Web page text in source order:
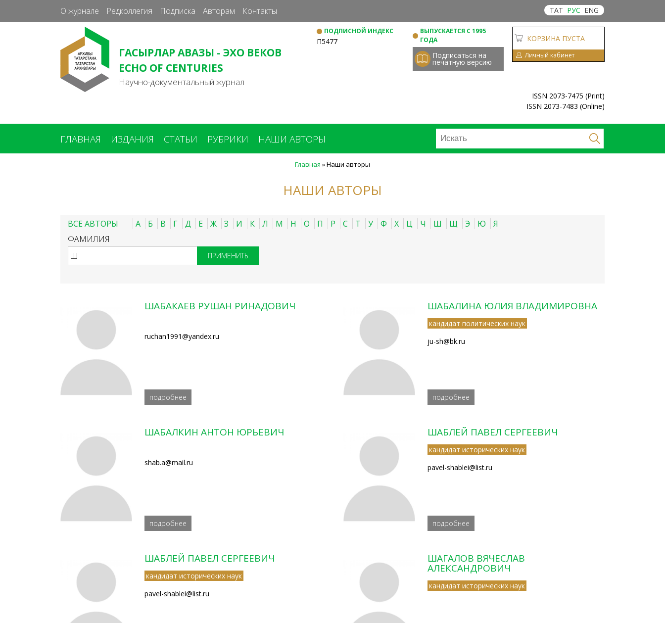
к
основному
О журнале Редколлегия Подписка Авторам Контакты ТАТ РУС ENG
ГАСЫРЛАР АВАЗЫ - ЭХО ВЕКОВ
ECHO OF CENTURIES
Научно-документальный журнал
ПОДПИСНОЙ ИНДЕКС
П5477
ВЫПУСКАЕТСЯ С 1995
ГОДА
Подписаться на
печатную версию
КОРЗИНА ПУСТА
Личный кабинет
ISSN 2073-7475 (Print)
ISSN 2073-7483 (Online)
ГЛАВНАЯ ИЗДАНИЯ СТАТЬИ РУБРИКИ НАШИ АВТОРЫ
Главная »Наши авторы
НАШИ АВТОРЫ
ВСЕ АВТОРЫ А Б В Г Д Е Ж З И К Л М Н О П Р С Т У Ф Х Ц Ч Ш Щ Э Ю
Я
ФАМИЛИЯ
ШАБАКАЕВ РУШАН РИНАДОВИЧ
ruchan1991@yandex.ru
подробнее
ШАБАЛИНА ЮЛИЯ ВЛАДИМИРОВНА
кандидат политических наук
ju-sh@bk.ru
подробнее
ШАБАЛКИН АНТОН ЮРЬЕВИЧ
shab.a@mail.ru
подробнее
ШАБЛЕЙ ПАВЕЛ СЕРГЕЕВИЧ
кандидат исторических наук
pavel-shablei@list.ru
подробнее
ШАБЛЕЙ ПАВЕЛ СЕРГЕЕВИЧ
кандидат исторических наук
pavel-shablei@list.ru
ШАГАЛОВ ВЯЧЕСЛАВ
АЛЕКСАНДРОВИЧ
кандидат исторических наук